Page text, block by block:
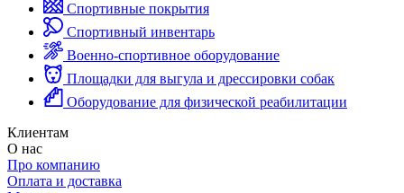
Спортивные покрытия
Спортивный инвентарь
Военно-спортивное оборудование
Площадки для выгула и дрессировки собак
Оборудование для физической реабилитации
Клиентам
О нас
Про компанию
Оплата и доставка